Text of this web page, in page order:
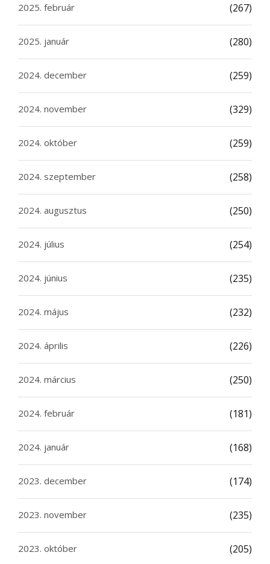
2025. február (267)
2025. január (280)
2024. december (259)
2024. november (329)
2024. október (259)
2024. szeptember (258)
2024. augusztus (250)
2024. július (254)
2024. június (235)
2024. május (232)
2024. április (226)
2024. március (250)
2024. február (181)
2024. január (168)
2023. december (174)
2023. november (235)
2023. október (205)